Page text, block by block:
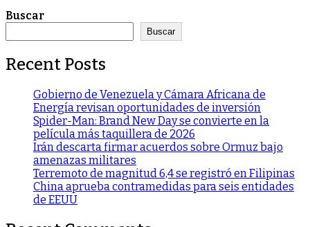
Buscar
Buscar
Recent Posts
Gobierno de Venezuela y Cámara Africana de
Energía revisan oportunidades de inversión
Spider-Man: Brand New Day se convierte en la
película más taquillera de 2026
Irán descarta firmar acuerdos sobre Ormuz bajo
amenazas militares
Terremoto de magnitud 6,4 se registró en Filipinas
China aprueba contramedidas para seis entidades
de EEUU